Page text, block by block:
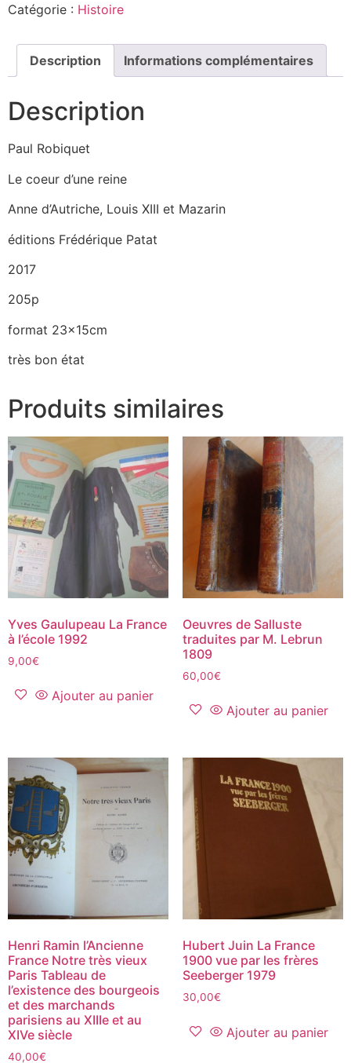
Catégorie : Histoire
Description Informations complémentaires
Description
Paul Robiquet
Le coeur d’une reine
Anne d’Autriche, Louis XIII et Mazarin
éditions Frédérique Patat
2017
205p
format 23x15cm
très bon état
Produits similaires
Yves Gaulupeau La France
à l’école 1992
9,00€
Ajouter au panier
Oeuvres de Salluste
traduites par M. Lebrun
1809
60,00€
Ajouter au panier
Henri Ramin l’Ancienne
France Notre très vieux
Paris Tableau de
l’existence des bourgeois
et des marchands
parisiens au XIIIe et au
XIVe siècle
40,00€
Hubert Juin La France
1900 vue par les frères
Seeberger 1979
30,00€
Ajouter au panier